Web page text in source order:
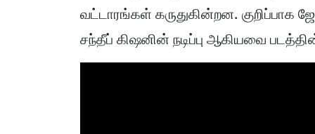
வட்டாரங்கள் கருதுகின்றன.
சந்தீப் கிஷனின் நடிப்பு ஆகியவை